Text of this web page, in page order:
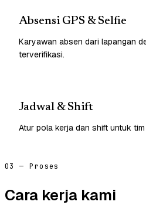
Absensi GPS & Selfie
Karyawan absen dari lapangan
terverifikasi.
Jadwal & Shift
Atur pola kerja dan shift untuk
03 — Proses
Cara kerja kami